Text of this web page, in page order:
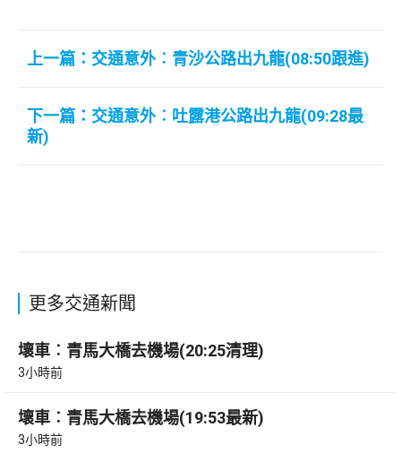
上一篇：交通意外︰青沙公路出九龍(08:50跟進)
下一篇：交通意外︰吐露港公路出九龍(09:28最
新)
更多交通新聞
壞車︰青馬大橋去機場(20:25清理)
3小時前
壞車︰青馬大橋去機場(19:53最新)
3小時前